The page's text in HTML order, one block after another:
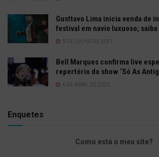
Gusttavo Lima inicia venda de
festival em navio luxuoso; saiba
9 DE JULHO DE 2021
Bell Marques confirma live
repertório do show ‘Só As
6 DE ABRIL DE 2020
Enquetes
Como está o meu site?